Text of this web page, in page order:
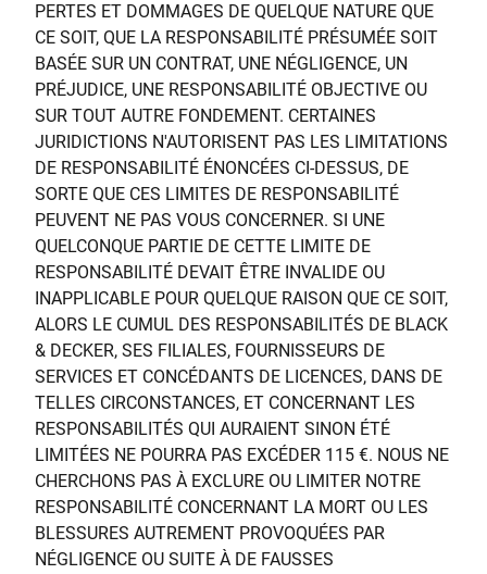
PERTES ET DOMMAGES DE QUELQUE NATURE QUE
CE SOIT, QUE LA RESPONSABILITÉ PRÉSUMÉE SOIT
BASÉE SUR UN CONTRAT, UNE NÉGLIGENCE, UN
PRÉJUDICE, UNE RESPONSABILITÉ OBJECTIVE OU
SUR TOUT AUTRE FONDEMENT. CERTAINES
JURIDICTIONS N'AUTORISENT PAS LES LIMITATIONS
DE RESPONSABILITÉ ÉNONCÉES CI-DESSUS, DE
SORTE QUE CES LIMITES DE RESPONSABILITÉ
PEUVENT NE PAS VOUS CONCERNER. SI UNE
QUELCONQUE PARTIE DE CETTE LIMITE DE
RESPONSABILITÉ DEVAIT ÊTRE INVALIDE OU
INAPPLICABLE POUR QUELQUE RAISON QUE CE SOIT,
ALORS LE CUMUL DES RESPONSABILITÉS DE BLACK
& DECKER, SES FILIALES, FOURNISSEURS DE
SERVICES ET CONCÉDANTS DE LICENCES, DANS DE
TELLES CIRCONSTANCES, ET CONCERNANT LES
RESPONSABILITÉS QUI AURAIENT SINON ÉTÉ
LIMITÉES NE POURRA PAS EXCÉDER 115 €. NOUS NE
CHERCHONS PAS À EXCLURE OU LIMITER NOTRE
RESPONSABILITÉ CONCERNANT LA MORT OU LES
BLESSURES AUTREMENT PROVOQUÉES PAR
NÉGLIGENCE OU SUITE À DE FAUSSES